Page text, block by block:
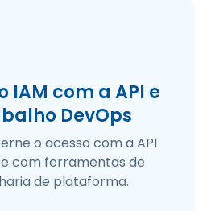
IAM com a API e
DevOps
o acesso com a API
com ferramentas de
de plataforma.